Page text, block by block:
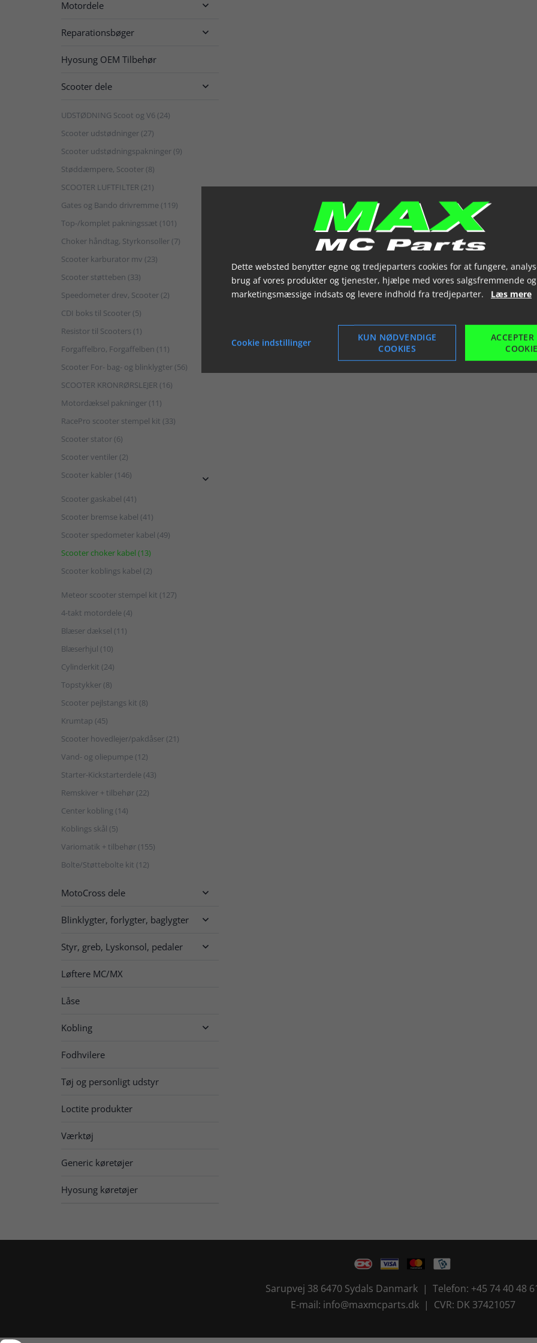
Motordele 
Reparationsbøger 
Hyosung OEM Tilbehør
Scooter dele 
UDSTØDNING Scoot og V6 (24)
Scooter udstødninger (27)
Scooter udstødningspakninger (9)
Støddæmpere, Scooter (8)
SCOOTER LUFTFILTER (21)
Gates og Bando drivremme (119)
Top-/komplet pakningssæt (101)
Choker håndtag, Styrkonsoller (7)
Scooter karburator mv (23)
Scooter støtteben (33)
Speedometer drev, Scooter (2)
CDI boks til Scooter (5)
Resistor til Scooters (1)
Forgaffelbro, Forgaffelben (11)
Scooter For- bag- og blinklygter (56)
SCOOTER KRONRØRSLEJER (16)
Motordæksel pakninger (11)
RacePro scooter stempel kit (33)
Scooter stator (6)
Scooter ventiler (2)
Scooter kabler (146)

Scooter gaskabel (41)
Scooter bremse kabel (41)
Scooter spedometer kabel (49)
Scooter choker kabel (13)
Scooter koblings kabel (2)
Meteor scooter stempel kit (127)
4-takt motordele (4)
Blæser dæksel (11)
Blæserhjul (10)
Cylinderkit (24)
Topstykker (8)
Scooter pejlstangs kit (8)
Krumtap (45)
Scooter hovedlejer/pakdåser (21)
Vand- og oliepumpe (12)
Starter-Kickstarterdele (43)
Remskiver + tilbehør (22)
Center kobling (14)
Koblings skål (5)
Variomatik + tilbehør (155)
Bolte/Støttebolte kit (12)
MotoCross dele 
Blinklygter, forlygter, baglygter 
Styr, greb, Lyskonsol, pedaler 
Løftere MC/MX
Låse
Kobling 
Fodhvilere
Tøj og personligt udstyr
Loctite produkter
Værktøj
Generic køretøjer
Hyosung køretøjer
Sarupvej 38 6470 Sydals Danmark | Telefon: +45 74 40 48
E-mail: info@maxmcparts.dk | CVR: DK 37421057
Dette websted benytter egne og tredjeparters cookies for at fungere,
brug af vores produkter og tjenester, hjælpe med vores salgsfremmende og
marketingsmæssige indsats og levere indhold fra tredjeparter. Læs mere
Cookie indstillinger
KUN NØDVENDIGE
COOKIES